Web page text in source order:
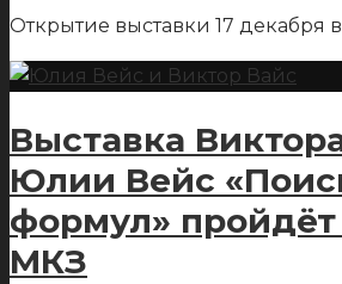
Открытие выставки 17 декабря в
Выставка
Юлии Вейс
формул» пройдёт
МКЗ